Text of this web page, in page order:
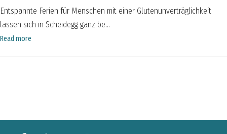
Entspannte Ferien für Menschen mit einer Glutenunverträglichkeit
lassen sich in Scheidegg ganz be...
Read more